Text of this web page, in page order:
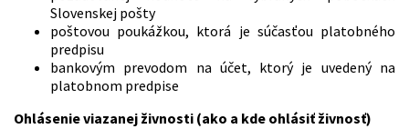
Slovenskej pošty
poštovou poukážkou, ktorá je súčasťou platobného
predpisu
bankovým prevodom na účet, ktorý je uvedený na
platobnom predpise
Ohlásenie viazanej živnosti (ako a kde ohlásiť živnosť)